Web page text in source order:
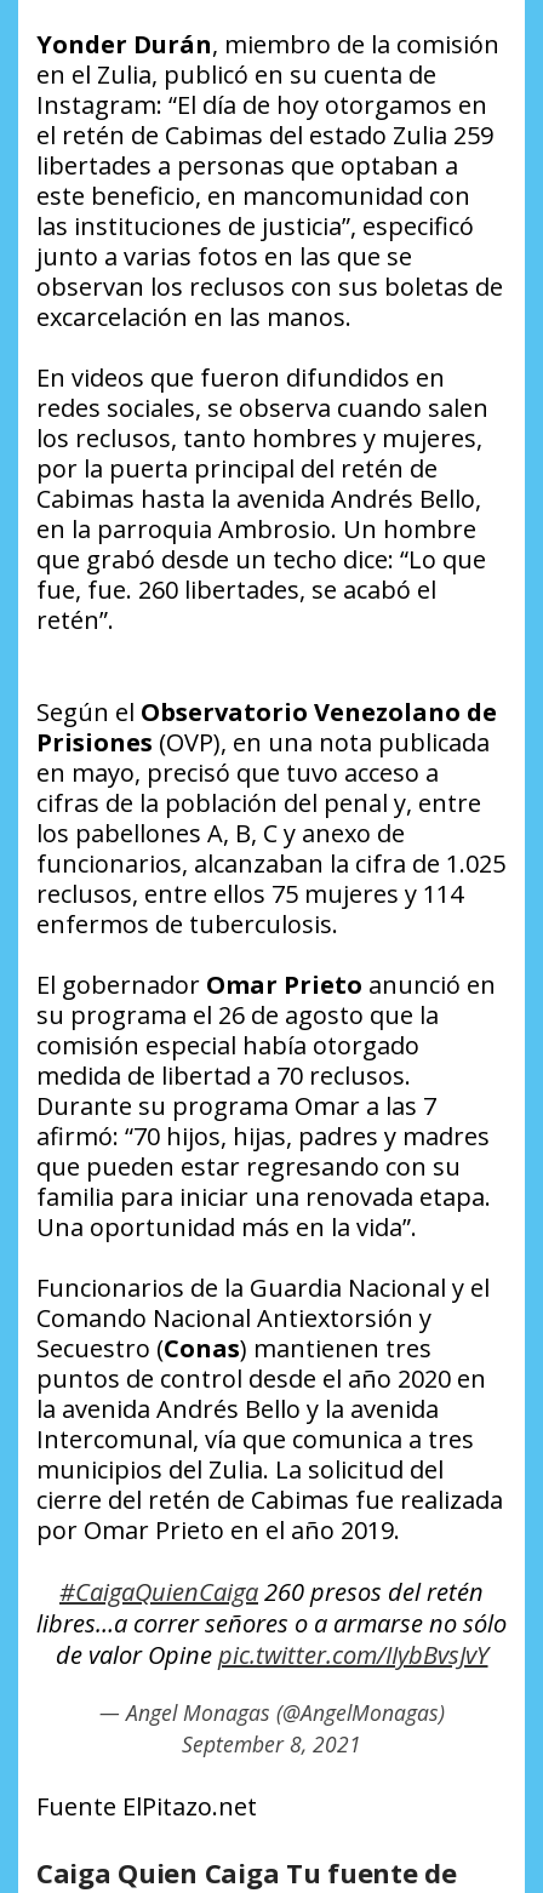
Yonder Durán, miembro de la comisión
en el Zulia, publicó en su cuenta de
Instagram: “El día de hoy otorgamos en
el retén de Cabimas del estado Zulia 259
libertades a personas que optaban a
este beneficio, en mancomunidad con
las instituciones de justicia”, especificó
junto a varias fotos en las que se
observan los reclusos con sus boletas de
excarcelación en las manos.
En videos que fueron difundidos en
redes sociales, se observa cuando salen
los reclusos, tanto hombres y mujeres,
por la puerta principal del retén de
Cabimas hasta la avenida Andrés Bello,
en la parroquia Ambrosio. Un hombre
que grabó desde un techo dice: “Lo que
fue, fue. 260 libertades, se acabó el
retén”.
Según el Observatorio Venezolano de
Prisiones (OVP), en una nota publicada
en mayo, precisó que tuvo acceso a
cifras de la población del penal y, entre
los pabellones A, B, C y anexo de
funcionarios, alcanzaban la cifra de 1.025
reclusos, entre ellos 75 mujeres y 114
enfermos de tuberculosis.
El gobernador Omar Prieto anunció en
su programa el 26 de agosto que la
comisión especial había otorgado
medida de libertad a 70 reclusos.
Durante su programa Omar a las 7
afirmó: “70 hijos, hijas, padres y madres
que pueden estar regresando con su
familia para iniciar una renovada etapa.
Una oportunidad más en la vida”.
Funcionarios de la Guardia Nacional y el
Comando Nacional Antiextorsión y
Secuestro (Conas) mantienen tres
puntos de control desde el año 2020 en
la avenida Andrés Bello y la avenida
Intercomunal, vía que comunica a tres
municipios del Zulia. La solicitud del
cierre del retén de Cabimas fue realizada
por Omar Prieto en el año 2019.
#CaigaQuienCaiga260 presos del retén
libres…a correr señores o a armarse no sólo
de valor Opinepic.twitter.com/IIybBvsJvY
— Angel Monagas (@AngelMonagas)
September 8, 2021
Fuente ElPitazo.net
Caiga Quien Caiga Tu fuente de